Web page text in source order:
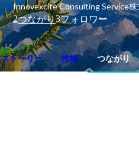
Innovexcite Consulting Service
2つながり3フォロワー
ストーリー 性格 つながり